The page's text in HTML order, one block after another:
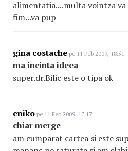
alimentatia....multa vointza va
fim...va pup
gina costache pe 11 Feb 2009, 18:51
ma incinta ideea
super.dr.Bilic este o tipa ok
eniko pe 11 Feb 2009, 17:17
chiar merge
am cumparat cartea si este